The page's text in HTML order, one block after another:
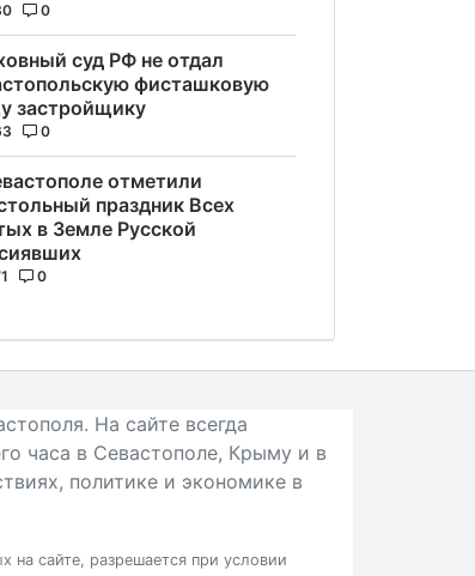
0
суд РФ не отдал
фисташковую
застройщику
0
отметили
праздник Всех
в Земле Русской
0
На сайте всегда
часа в Севастополе, Крыму и в
политике и экономике в
сайте, разрешается при условии